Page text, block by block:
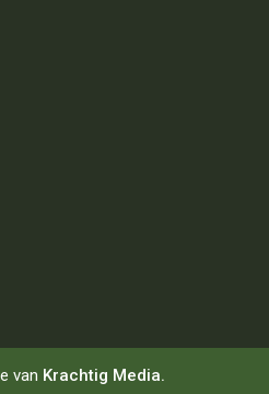
van Krachtig Media.